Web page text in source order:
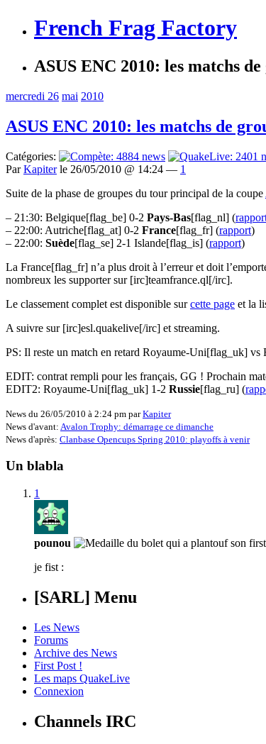
French Frag Factory
ASUS ENC 2010: les matchs
mercredi 26 mai 2010
ASUS ENC 2010: les matchs de
Catégories:
ParKapiterle 26/05/2010 @ 14:24 — 1
Suite de la phase de groupes du tour principal de la coupe
– 21:30: Belgique[flag_be] 0-2 Pays-Bas[flag_nl] (
– 22:00: Autriche[flag_at] 0-2 France[flag_fr] (rapport)
– 22:00: Suède[flag_se] 2-1 Islande[flag_is] (rapport)
La France[flag_fr] n’a plus droit à l’erreur et doit
nombreux les supporter sur [irc]teamfrance.ql[/irc].
Le classement complet est disponible surcette page et la
A suivre sur [irc]esl.quakelive[/irc] et streaming.
PS: Il reste un match en retard Royaume-Uni[flag_uk] vs
EDIT: contrat rempli pour les français, GG ! Prochain
EDIT2: Royaume-Uni[flag_uk] 1-2 Russie[flag_ru] (
News du 26/05/2010 à 2:24 pm parKapiter
News d'avant: Avalon Trophy: démarrage ce dimanche
News d'après: Clanbase Opencups Spring 2010: playoffs à venir
Un blabla
1
pounou
je fist :
[SARL] Menu
Les News
Forums
Archive des News
First Post !
Les maps QuakeLive
Connexion
Channels IRC